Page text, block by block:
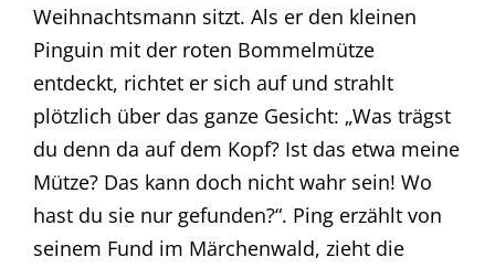
Weihnachtsmann sitzt. Als er den kleinen
Pinguin mit der roten Bommelmütze
entdeckt, richtet er sich auf und strahlt
plötzlich über das ganze Gesicht: „Was trägst
du denn da auf dem Kopf? Ist das etwa meine
Mütze? Das kann doch nicht wahr sein! Wo
hast du sie nur gefunden?“. Ping erzählt von
seinem Fund im Märchenwald, zieht die